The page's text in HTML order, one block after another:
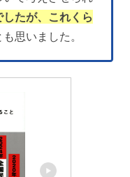
たが、これくら
も思いました。